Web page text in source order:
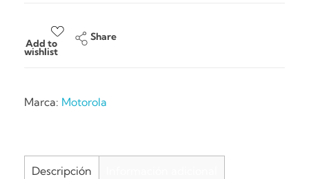
Add to
wishlist
Share
Marca: Motorola
Descripción